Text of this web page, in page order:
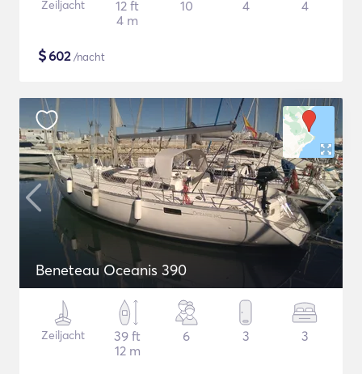
Zeiljacht
12 ft
4 m
10 4 4
$602/nacht
Beneteau Oceanis 390
Zeiljacht
39 ft
12 m
6 3 3